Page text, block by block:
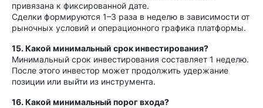
привязана к фиксированной дате.
Сделки формируются 1–3 раза в неделю в зависимости от
рыночных условий и операционного графика платформы.
15. Какой минимальный срок инвестирования?
Минимальный срок инвестирования составляет 1 неделю.
После этого инвестор может продолжить удержание
позиции или выйти из инструмента.
16. Какой минимальный порог входа?